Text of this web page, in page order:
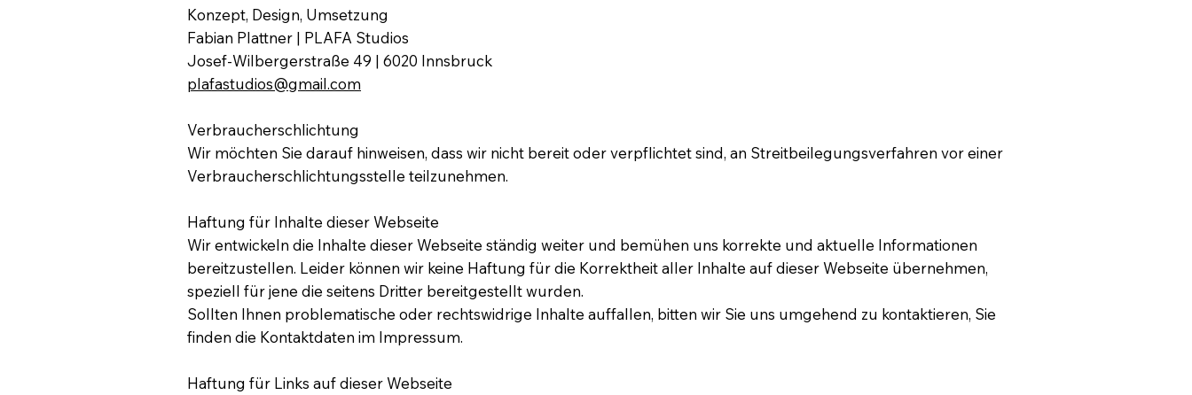
Konzept, Design, Umsetzung
Fabian Plattner | PLAFA Studios
Josef-Wilbergerstraße 49 | 6020 Innsbruck
plafastudios@gmail.com
Verbraucherschlichtung
Wir möchten Sie darauf hinweisen, dass wir nicht bereit oder verpflichtet sind, an Streitbeilegungsverfahren vor einer
Verbraucherschlichtungsstelle teilzunehmen.
Haftung für Inhalte dieser Webseite
Wir entwickeln die Inhalte dieser Webseite ständig weiter und bemühen uns korrekte und aktuelle Informationen
bereitzustellen. Leider können wir keine Haftung für die Korrektheit aller Inhalte auf dieser Webseite übernehmen,
speziell für jene die seitens Dritter bereitgestellt wurden.
Sollten Ihnen problematische oder rechtswidrige Inhalte auffallen, bitten wir Sie uns umgehend zu kontaktieren, Sie
finden die Kontaktdaten im Impressum.
Haftung für Links auf dieser Webseite